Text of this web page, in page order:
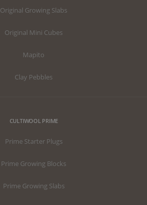
Original Growing Slabs
Original Mini Cubes
Mapito
Clay Pebbles
CULTIWOOL PRIME
Prime Starter Plugs
Prime Growing Blocks
Prime Growing Slabs